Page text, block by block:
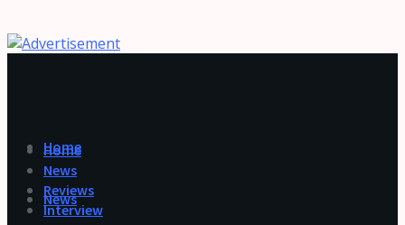
Home
News
Home
News
Reviews
Interview